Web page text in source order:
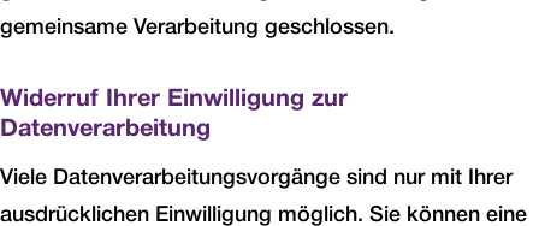
gemeinsame Verarbeitung geschlossen.
Widerruf Ihrer Einwilligung zur
Datenverarbeitung
Viele Datenverarbeitungsvorgänge sind nur mit Ihrer
ausdrücklichen Einwilligung möglich. Sie können eine